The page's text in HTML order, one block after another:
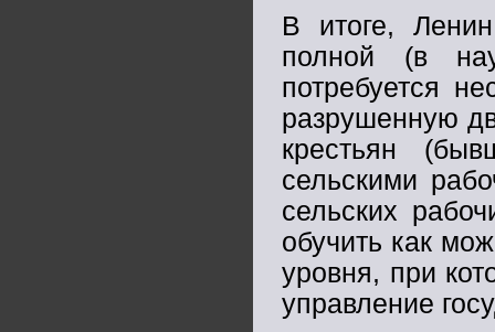
В итоге,
полной (в
потребуется
разрушенную
крестьян
сельскими
сельских
обучить как
уровня, при
управление